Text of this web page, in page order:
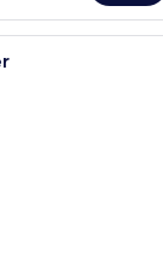
redt seng med